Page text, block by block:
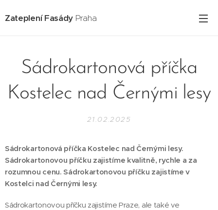
Zateplení Fasády Praha
Sádrokartonová příčka
Kostelec nad Černými lesy
21.02.2025
Sádrokartonová příčka Kostelec nad Černými lesy.
Sádrokartonovou příčku zajistíme kvalitně, rychle a za
rozumnou cenu. Sádrokartonovou příčku zajistíme v
Kostelci nad Černými lesy.
Sádrokartonovou příčku zajistíme Praze, ale také ve